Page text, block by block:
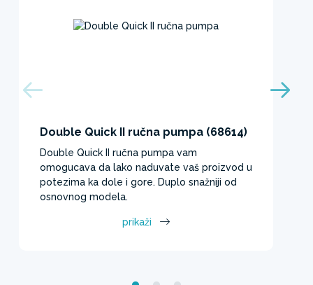
Double Quick II ručna pumpa (68614)
Double Quick II ručna pumpa vam
omogucava da lako naduvate vaš proizvod u
potezima ka dole i gore. Duplo snažniji od
osnovnog modela.​
prikaži